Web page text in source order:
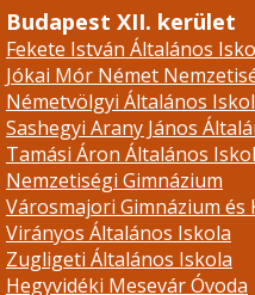
Budapest XII. kerület
Fekete István Általános
Jókai Mór Német
Németvölgyi Általános
Sashegyi Arany János
Tamási Áron Általános
Nemzetiségi Gimnázium
Városmajori Gimnázium és
Virányos Általános Iskola
Zugligeti Általános Iskola
Hegyvidéki Mesevár Óvoda